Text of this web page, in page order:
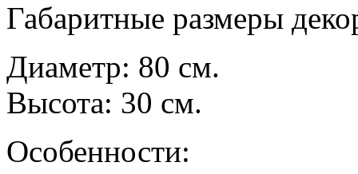
Габаритные размеры
Диаметр: 80 см.
Высота: 30 см.
Особенности: